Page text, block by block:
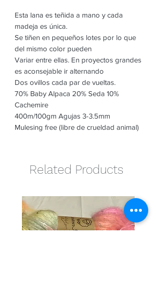
Esta lana es teñida a mano y cada
madeja es única.
Se tiñen en pequeños lotes por lo que
del mismo color pueden
Variar entre ellas. En proyectos grandes
es aconsejable ir alternando
Dos ovillos cada par de vueltas.
70% Baby Alpaca 20% Seda 10%
Cachemire
400m/100gm Agujas 3-3.5mm
Mulesing free (libre de crueldad animal)
Related Products